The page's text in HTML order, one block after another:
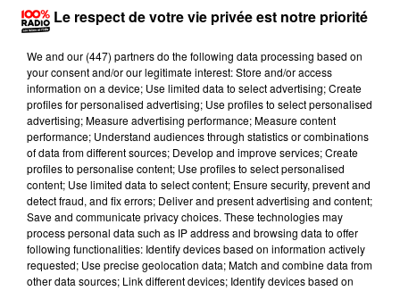
Lecture (3 min 57 sec)
100%
Le respect de votre vie privée est notre priorité
We and our (447) partnersdo the following data processing based on
your consent and/or our legitimate interest: Store and/or access
information on a device; Use limited data to select advertising; Create
profiles for personalised advertising; Use profiles to select personalised
advertising; Measure advertising performance; Measure content
performance; Understand audiences through statistics or combinations
of data from different sources; Develop and improve services; Create
profiles to personalise content; Use profiles to select personalised
content; Use limited data to select content; Ensure security, prevent and
detect fraud, and fix errors; Deliver and present advertising and content;
Save and communicate privacy choices. These technologies may
process personal data such as IP address and browsing data to offer
following functionalities: Identify devices based on information actively
requested; Use precise geolocation data; Match and combine data from
other data sources; Link different devices; Identify devices based on